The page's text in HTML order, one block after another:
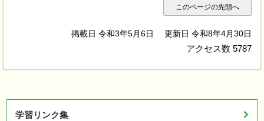
このページの先頭へ
掲載日 令和3年5月6日 更新日 令和8年4月30日
アクセス数 5787
学習リンク集